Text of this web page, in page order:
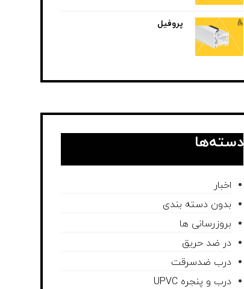
پروفیل
دسته‌ها
اخبار
بدون دسته بندی
بروزرسانی ها
در ضد حریق
درب ضدسرقت
درب و پنجره UPVC